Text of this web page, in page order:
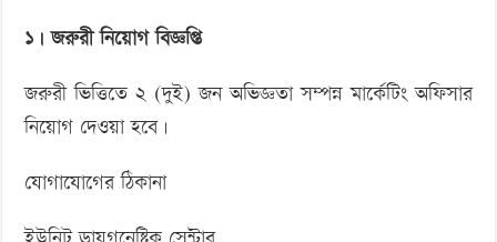
ফেব্রুয়ারী
১। জরুরী নিয়োগ বিজ্ঞপ্তি
জরুরী ভিত্তিতে ২ (দুই) জন অভিজ্ঞতা সম্পন্ন মার্কেটিং অফিসার
নিয়োগ দেওয়া হবে।
যোগাযোগের ঠিকানা